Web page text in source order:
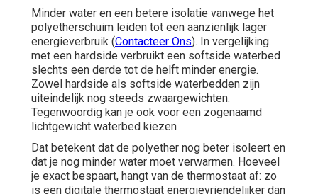
Minder water en een betere isolatie vanwege het
polyetherschuim leiden tot een aanzienlijk lager
energieverbruik (Contacteer Ons). In vergelijking
met een hardside verbruikt een softside waterbed
slechts een derde tot de helft minder energie.
Zowel hardside als softside waterbedden zijn
uiteindelijk nog steeds zwaargewichten.
Tegenwoordig kan je ook voor een zogenaamd
lichtgewicht waterbed kiezen
Dat betekent dat de polyether nog beter isoleert en
dat je nog minder water moet verwarmen. Hoeveel
je exact bespaart, hangt van de thermostaat af: zo
is een digitale thermostaat energievriendelijker dan